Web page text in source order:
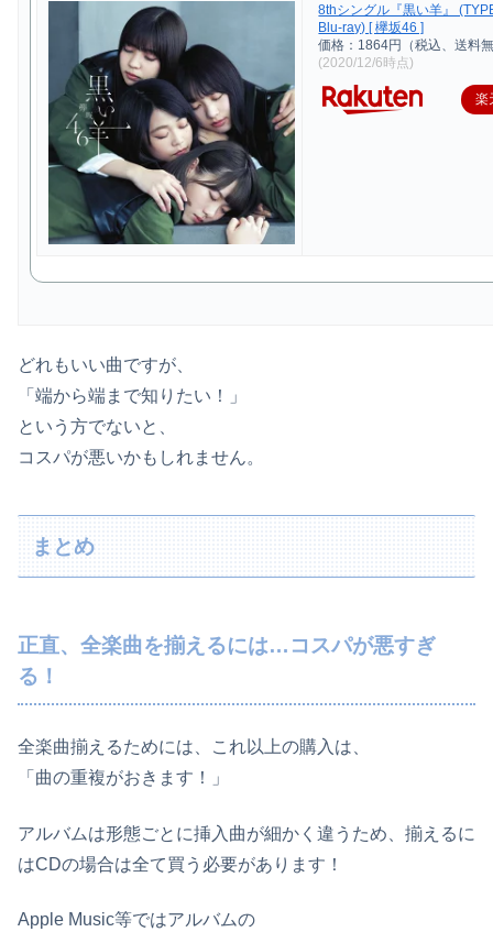
8thシングル『黒い羊』
Blu-ray) [ 欅坂46 ]
価格：1864円（税込、送料
(2020/12/6時点)
楽
どれもいい曲ですが、
「端から端まで知りたい！」
という方でないと、
コスパが悪いかもしれません。
まとめ
正直、全楽曲を揃えるには…コスパが悪すぎ
る！
全楽曲揃えるためには、これ以上の購入は、
「曲の重複がおきます！」
アルバムは形態ごとに挿入曲が細かく違うため、揃えるに
はCDの場合は全て買う必要があります！
Apple Music等ではアルバムの